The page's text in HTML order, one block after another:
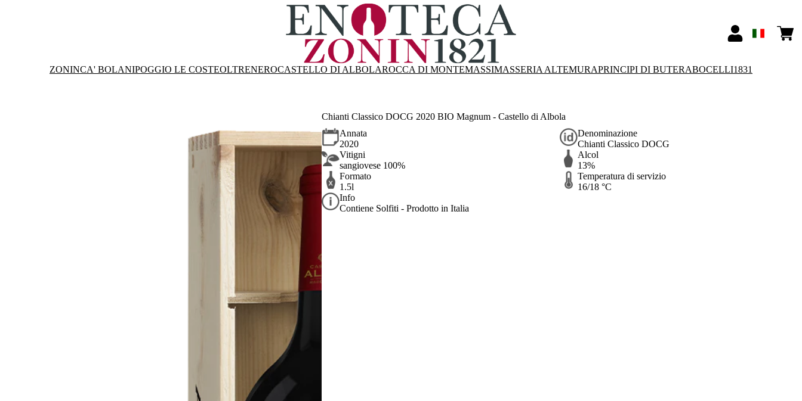
ZONINCA' BOLANIPOGGIO LE COSTEOLTRENEROCASTELLO DI ALBOLAROCCA DI MONTEMASSIMASSERIA ALTEMURAPRINCIPI DI BUTERABOCELLI1831
Chianti Classico DOCG 2020 BIO Magnum - Castello di Albola
Annata
2020
Denominazione
Chianti Classico DOCG
Vitigni
sangiovese 100%
Alcol
13%
Formato
1.5l
Temperatura di servizio
16/18 °C
Info
Contiene Solfiti - Prodotto in Italia